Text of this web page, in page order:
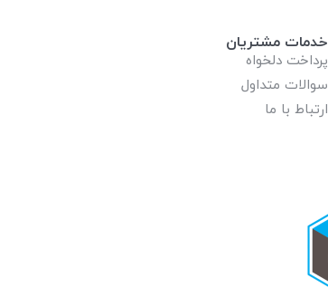
خدمات مشتریان
پرداخت دلخواه
سوالات متداول
ارتباط با ما